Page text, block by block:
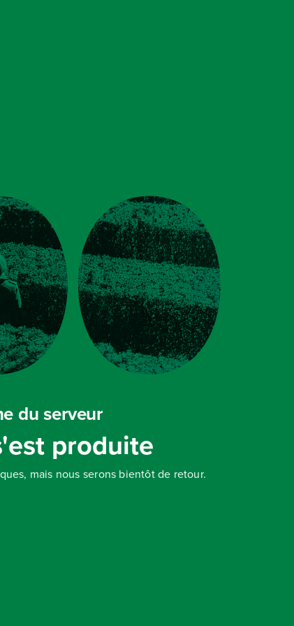
du serveur
produite
mais nous serons bientôt de retour.